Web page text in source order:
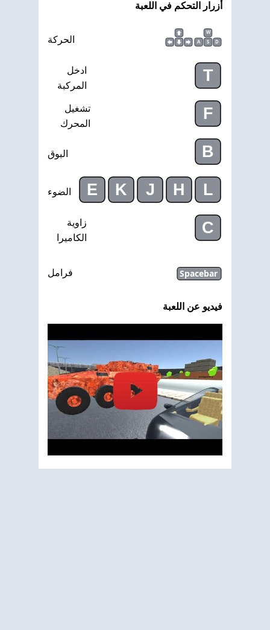
أزرار التحكم في اللعبة
W
A
S D الحركة
T
ادخل
المركبة
F
تشغيل
المحرك
B البوق
L
H
J
K
E الضوء
C
زاوية
الكاميرا
Spacebar فرامل
فيديو عن اللعبة